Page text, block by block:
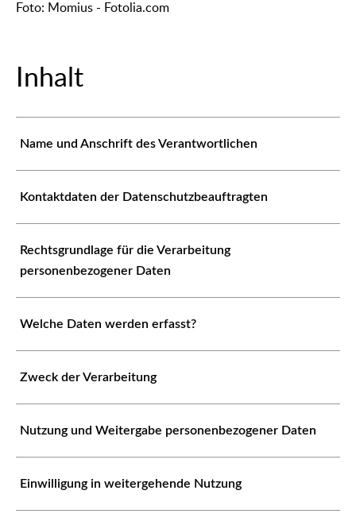
Foto: Momius - Fotolia.com
Inhalt
Name und Anschrift des Verantwortlichen
Kontaktdaten der Datenschutzbeauftragten
Rechtsgrundlage für die Verarbeitung
personenbezogener Daten
Welche Daten werden erfasst?
Zweck der Verarbeitung
Nutzung und Weitergabe personenbezogener Daten
Einwilligung in weitergehende Nutzung